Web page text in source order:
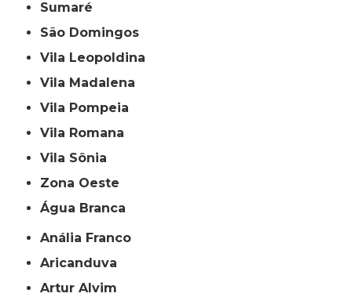
Sumaré
São Domingos
Vila Leopoldina
Vila Madalena
Vila Pompeia
Vila Romana
Vila Sônia
Zona Oeste
Água Branca
Anália Franco
Aricanduva
Artur Alvim